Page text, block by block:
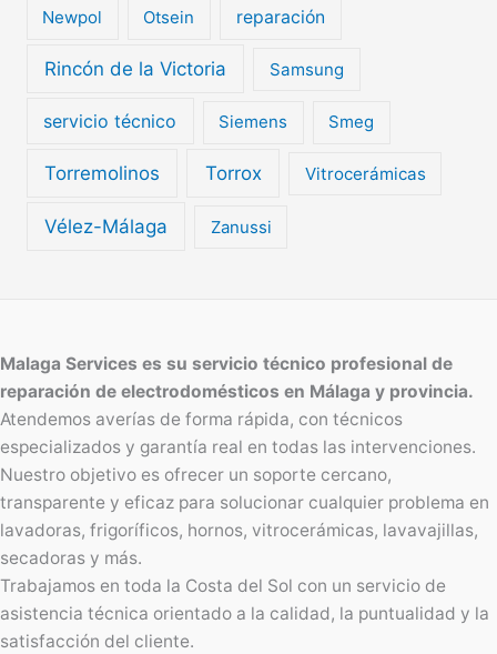
Newpol Otsein reparación
Rincón de la Victoria Samsung
servicio técnico Siemens Smeg
Torremolinos Torrox Vitrocerámicas
Vélez-Málaga Zanussi
Malaga Services es su servicio técnico profesional de
reparación de electrodomésticos en Málaga y provincia.
Atendemos averías de forma rápida, con técnicos
especializados y garantía real en todas las intervenciones.
Nuestro objetivo es ofrecer un soporte cercano,
transparente y eficaz para solucionar cualquier problema en
lavadoras, frigoríficos, hornos, vitrocerámicas, lavavajillas,
secadoras y más.
Trabajamos en toda la Costa del Sol con un servicio de
asistencia técnica orientado a la calidad, la puntualidad y la
satisfacción del cliente.